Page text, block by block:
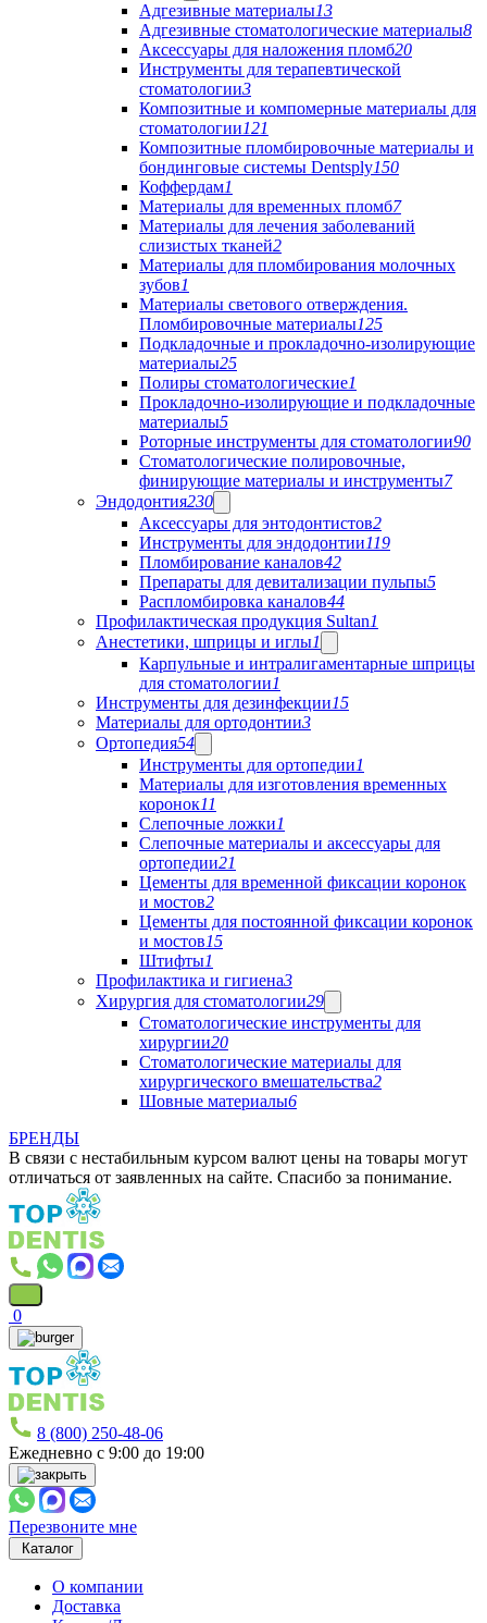
Адгезивные материалы13
Адгезивные стоматологические материалы8
Аксессуары для наложения пломб20
Инструменты для терапевтической
стоматологии3
Композитные и компомерные материалы для
стоматологии121
Композитные пломбировочные материалы и
бондинговые системы Dentsply150
Коффердам1
Материалы для временных пломб7
Материалы для лечения заболеваний
слизистых тканей2
Материалы для пломбирования молочных
зубов1
Материалы светового отверждения.
Пломбировочные материалы125
Подкладочные и прокладочно-изолирующие
материалы25
Полиры стоматологические1
Прокладочно-изолирующие и подкладочные
материалы5
Роторные инструменты для стоматологии90
Стоматологические полировочные,
финирующие материалы и инструменты7
Эндодонтия230
Аксессуары для энтодонтистов2
Инструменты для эндодонтии119
Пломбирование каналов42
Препараты для девитализации пульпы5
Распломбировка каналов44
Профилактическая продукция Sultan1
Анестетики, шприцы и иглы1
Карпульные и интралигаментарные шприцы
для стоматологии1
Инструменты для дезинфекции15
Материалы для ортодонтии3
Ортопедия54
Инструменты для ортопедии1
Материалы для изготовления временных
коронок11
Слепочные ложки1
Слепочные материалы и аксессуары для
ортопедии21
Цементы для временной фиксации коронок
и мостов2
Цементы для постоянной фиксации коронок
и мостов15
Штифты1
Профилактика и гигиена3
Хирургия для стоматологии29
Стоматологические инструменты для
хирургии20
Стоматологические материалы для
хирургического вмешательства2
Шовные материалы6
БРЕНДЫ
В связи с нестабильным курсом валют цены на товары могут
отличаться от заявленных на сайте. Спасибо за понимание.
0
8 (800) 250-48-06
Ежедневно с 9:00 до 19:00
Перезвоните мне
Каталог
О компании
Доставка